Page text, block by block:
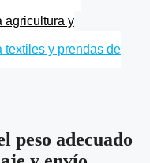
agricultura y
textiles y prendas de
peso adecuado